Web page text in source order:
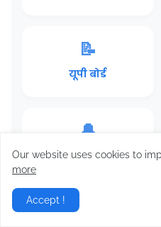
📝
यूपी बोर्ड
🔔
Hindi5
🎓
Our website uses cookies to
more
Accept !